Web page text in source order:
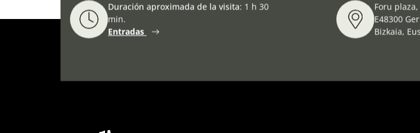
Duración aproximada de la visita: 1 h 30
min.
Entradas
Foru plaza,
E48300
Bizkaia,